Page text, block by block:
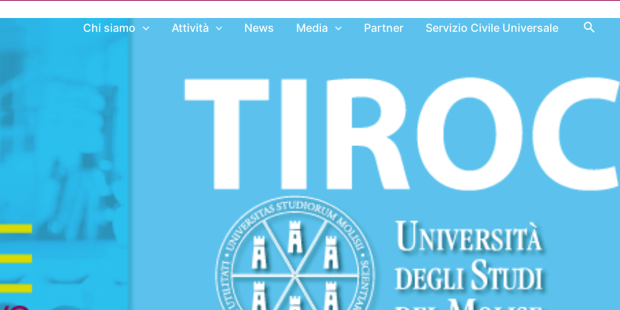
Chi siamo Attività News Media Partner Servizio Civile Universale Cerca